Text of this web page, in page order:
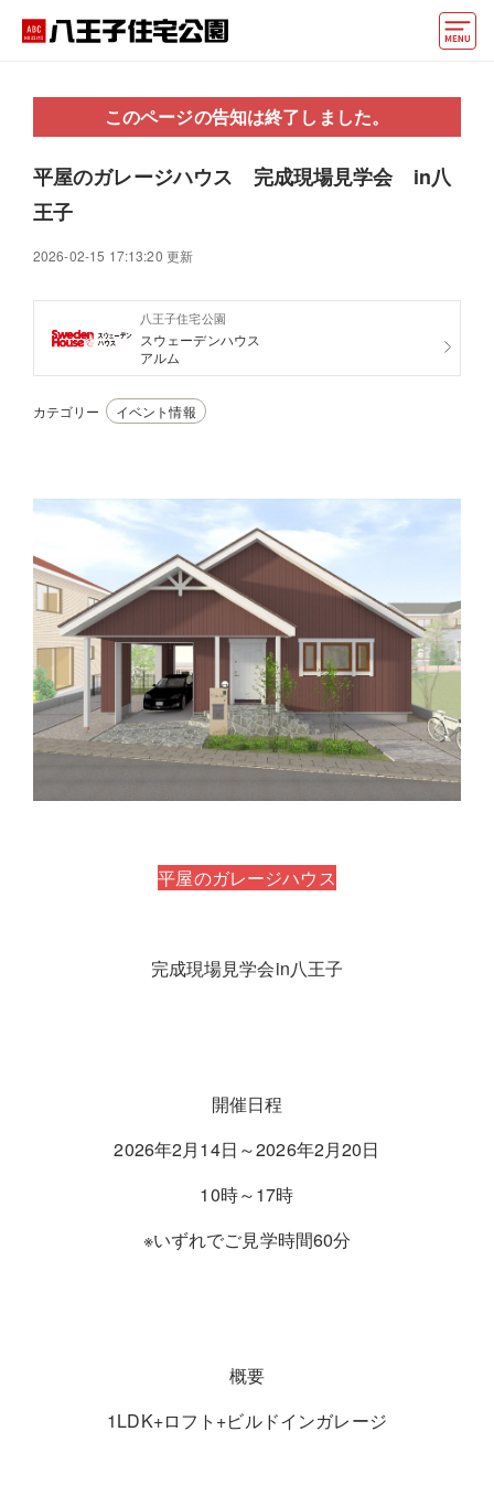
住宅会社・ハウスメーカー
イベント情報・プレゼント
住まいづくりお役立ち情報
マイページ
このページの告知は終了しました。
平屋のガレージハウス 完成現場見学会 in八
王子
2026-02-15 17:13:20 更新
八王子住宅公園
スウェーデンハウス
アルム
カテゴリー イベント情報
平屋のガレージハウス
完成現場見学会in八王子
開催日程
2026年2月14日～2026年2月20日
10時～17時
※いずれでご見学時間60分
概要
1LDK+ロフト+ビルドインガレージ